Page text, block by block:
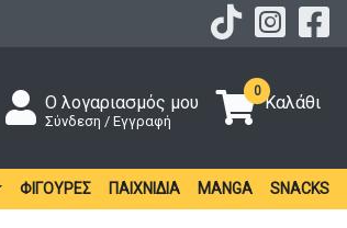
Ο λογαριασμός μου
Σύνδεση / Εγγραφή
0
Καλάθι
ΦΙΓΟΎΡΕΣ ΠΑΙΧΝΊΔΙΑ MANGA SNACKS